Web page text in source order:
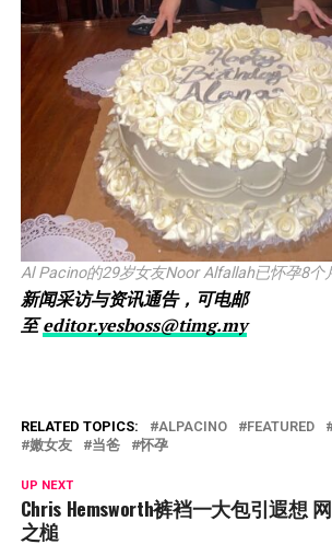
Al Pacino的29岁女友Noor Alfallah已怀孕8个
新闻采访与资讯通告，可电邮
至editor.yesboss@timg.my
RELATED TOPICS: ALPACINO FEATURED
嫩女友
当爸 怀孕
UP NEXT
Chris Hemsworth裤裆一大包引遐想
之槌